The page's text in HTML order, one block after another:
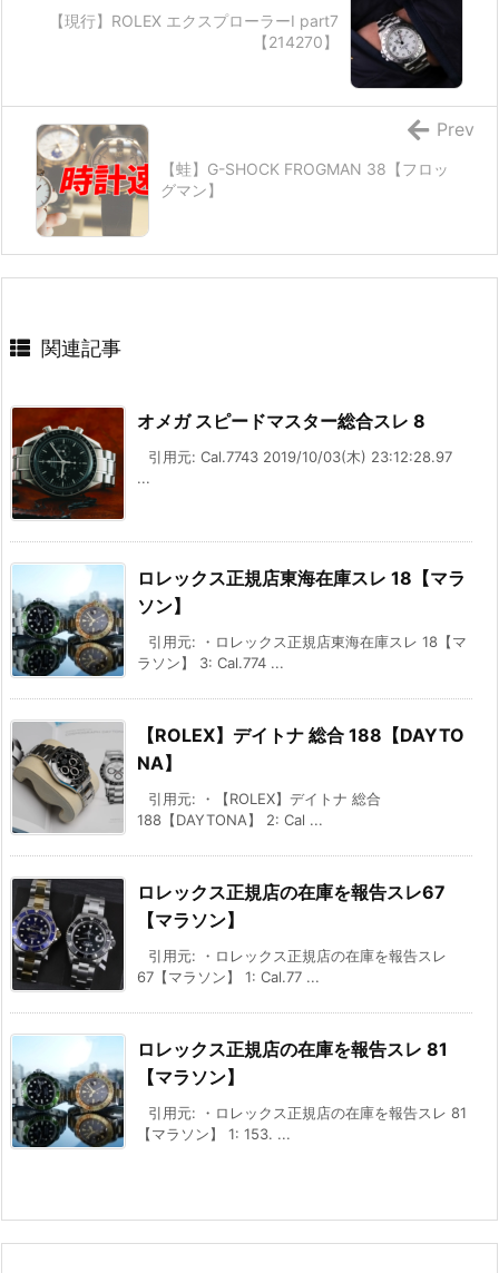
【現行】ROLEX エクスプローラーⅠ part7
【214270】
【蛙】G-SHOCK FROGMAN 38【フロッ
グマン】
Prev
関連記事
オメガ スピードマスター総合スレ 8
引用元: Cal.7743 2019/10/03(木) 23:12:28.97
...
ロレックス正規店東海在庫スレ 18【マラ
ソン】
引用元: ・ロレックス正規店東海在庫スレ 18【マ
ラソン】 3: Cal.774 ...
【ROLEX】デイトナ 総合 188【DAYTO
NA】
引用元: ・【ROLEX】デイトナ 総合
188【DAYTONA】 2: Cal ...
ロレックス正規店の在庫を報告スレ67
【マラソン】
引用元: ・ロレックス正規店の在庫を報告スレ
67【マラソン】 1: Cal.77 ...
ロレックス正規店の在庫を報告スレ 81
【マラソン】
引用元: ・ロレックス正規店の在庫を報告スレ 81
【マラソン】 1: 153. ...